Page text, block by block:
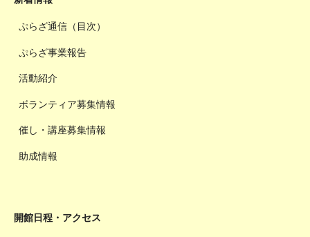
ぷらざ通信（目次）
ぷらざ事業報告
活動紹介
ボランティア募集情報
催し・講座募集情報
助成情報
開館日程・アクセス